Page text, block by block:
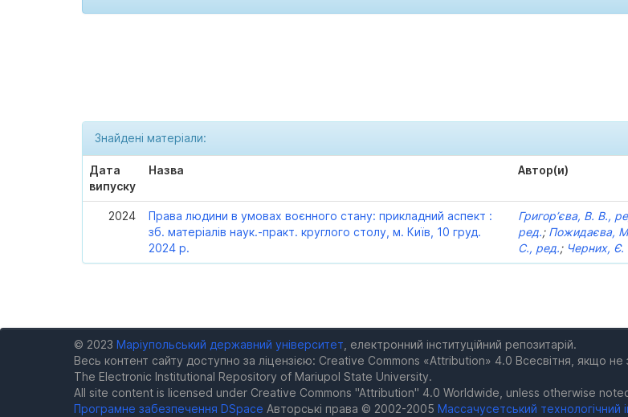
Знайдені матеріали:
Дата
випуску
Назва Автор(и)
2024
Права людини в умовах воєнного стану: прикладний аспект :
зб. матеріалів наук.-практ. круглого столу, м. Київ, 10 груд.
2024 р.
Григор’єва, В. В.,
ред.; Пожидаєва,
С., ред.; Черних,
© 2023 Маріупольський державний університет , електронний інституційний репозитарій.
Весь контент сайту доступно за ліцензією: Creative Commons «Attribution» 4.0 Всесвітня, якщо не
The Electronic Institutional Repository of Mariupol State University.
All site content is licensed under Creative Commons "Attribution" 4.0 Worldwide, unless otherwise
Програмне забезпечення DSpace Авторські права © 2002-2005 Массачусетський технологічний